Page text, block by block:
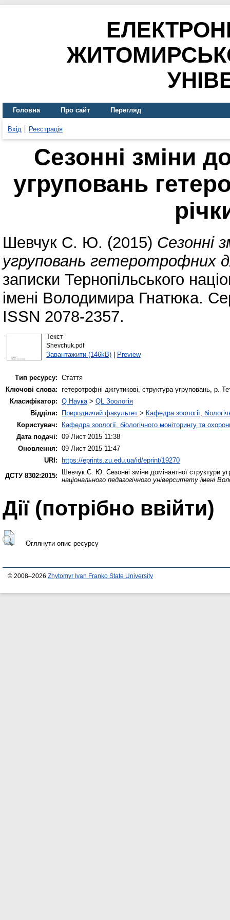
Головна Про сайт Перегляд
Вхід Реєстрація
Сезонні зміни
угруповань
Шевчук С. Ю. (2015) Сезонні
угруповань гетеротрофних
записки Тернопільського
імені Володимира Гнатюка.
ISSN 2078-2357.
Текст
Shevchuk.pdf
Завантажити (146kB)| Preview
Тип ресурсу: Стаття
Ключові слова: гетеротрофні джгутикові, структура угруповань, р.
Класифікатор: Q Наука> QL Зоологія
Відділи:
Природничий факультет > Кафедра зоології,
Користувач:
Кафедра зоології, біологічного моніторингу та
Дата подачі: 09 Лист 2015 11:38
Оновлення: 09 Лист 2015 11:47
URI:
https://eprints.zu.edu.ua/id/eprint/19270
ДСТУ 8302:2015:
Шевчук С. Ю. Сезонні зміни домінантної структури
національного педагогічного університету імені
Дії ​​(потрібно ввійти)
Оглянути опис ресурсу
© 2008–2026 Zhytomyr Ivan Franko State University